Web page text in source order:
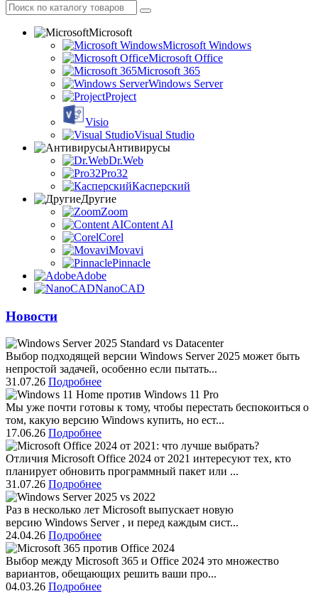
Microsoft
Microsoft Windows
Microsoft Office
Microsoft 365
Windows Server
Project
Visio
Visual Studio
Антивирусы
Dr.Web
Pro32
Касперский
Другие
Zoom
Content AI
Corel
Movavi
Pinnacle
Adobe
NanoCAD
Новости
Выбор подходящей версии Windows Server 2025 может быть
непростой задачей, особенно если пытать...
31.07.26 Подробнее
Мы уже почти готовы к тому, чтобы перестать беспокоиться о
том, какую версию Windows купить, но ест...
17.06.26 Подробнее
Отличия Microsoft Office 2024 от 2021 интересуют тех, кто
планирует обновить программный пакет или ...
31.07.26 Подробнее
Раз в несколько лет Microsoft выпускает новую
версию Windows Server , и перед каждым сист...
24.04.26 Подробнее
Выбор между Microsoft 365 и Office 2024 это множество
вариантов, обещающих решить ваши про...
04.03.26 Подробнее